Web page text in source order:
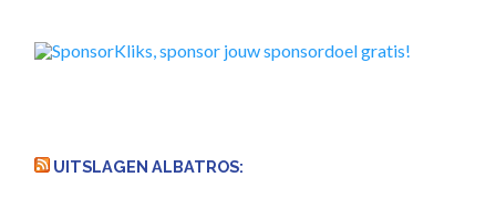
UITSLAGEN ALBATROS: